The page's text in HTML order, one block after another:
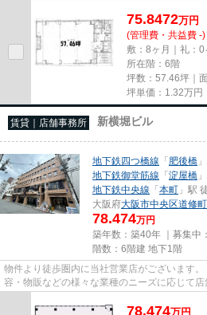
尚、弊社ではおとり広告は一切...
75.8472万円
(管理費・共益費 -)
敷：8ヶ月｜礼：0
所在階：6階
坪数：57.46坪｜
坪単価： 1.32万円
賃貸｜店舗事務所 新横堀ビル
地下鉄四つ橋線 「肥後橋
地下鉄御堂筋線 「淀屋橋
地下鉄中央線 「本町 」駅
大阪府大阪市中央区道修町
78.474万円
築年数：築40年 ｜募集中：
階数：6階建 地下1階
物件より徒歩圏内に当社営業店がございます
容・物販などの様々な業種のニーズに応じて店
尚、弊社ではおとり広告は一切...
78.474万円